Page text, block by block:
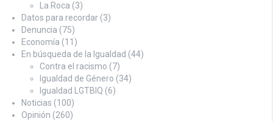
La Roca (3)
Datos para recordar (3)
Denuncia (75)
Economía (11)
En búsqueda de la Igualdad (44)
Contra el racismo (7)
Igualdad de Género (34)
Igualdad LGTBIQ (6)
Noticias (100)
Opinión (260)